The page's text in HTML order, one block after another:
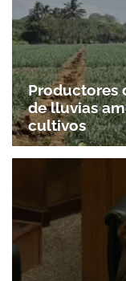
Productores
de lluvias
cultivos